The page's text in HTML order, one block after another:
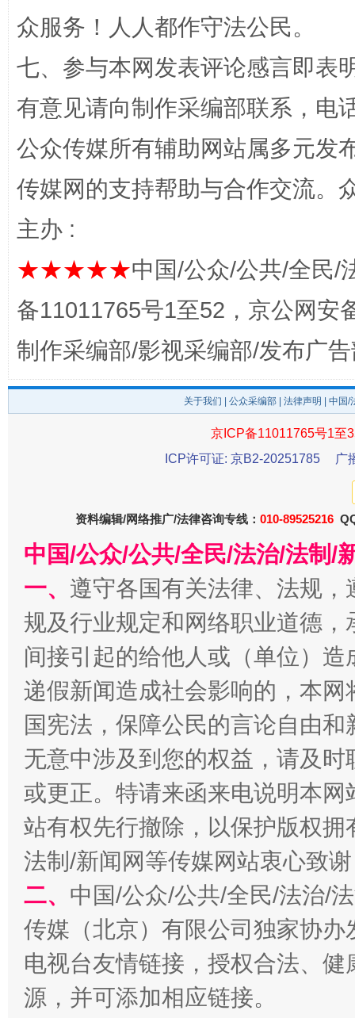
“蜀中异人”王建安的艺术幻境
完善运行机制助力责任有效落实
东山县通报“牛蛙产品抗生素超标问题” 法
千年窑火 生生不息 一
揭开“小金库”的免责幌子
众服务！人人都作守法公民。
七、参与本网发表评论感言即表
有意见请向制作采编部联系，电
公众传媒所有辅助网站属多元发
传媒网的支持帮助与合作交流。
主办 :
★★★★★中国/公众/公共/全民/
备11011765号1至52，京公网安
制作采编部/影视采编部/发布广
关于我们 公众采编部 法律声明 | 中国
京ICP备11011765号1至
ICP许可证: 京B2-20251785
广
资料编辑/网络推广/法律咨询专线： 010-89525216
中国/公众/公共/全民/法治/法制/
一、 遵守各国有关法律、法规
规及行业规定和网络职业道德
间接引起的给他人或（单位）
递假新闻造成社会影响的，本
国宪法，保障公民的言论自由
无意中涉及到您的权益，请及
或更正。特请来函来电说明本
站有权先行撤除，以保护版权
法制/新闻网等传媒网站衷心致
二、 中国/公众/公共/全民/法治/
传媒（北京）有限公司独家协
电视台友情链接，授权合法、
源，并可添加相应链接。